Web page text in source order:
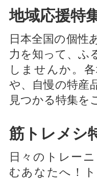
地域応援特
日本全国の個性
力を知って、ふ
しませんか。
や、自慢の特産
見つかる特集を
筋トレメシ
日々のトレー
むあなたへ！